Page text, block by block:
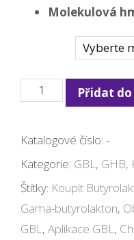
Molekulová
GBL
množství
Přidat
Katalogové číslo: -
Kategorie: GBL, GHB,
Štítky: Koupit
Gama-butyrolakton,
GBL, Aplikace GBL,